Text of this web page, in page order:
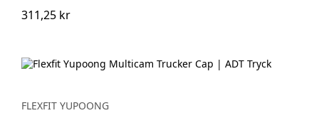
311,25 kr
FLEXFIT YUPOONG